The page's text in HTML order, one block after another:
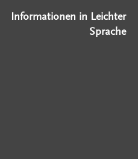
Informationen in Leichter
Sprache